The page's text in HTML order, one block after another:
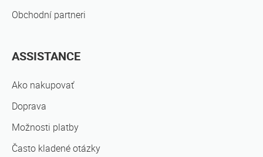
Obchodní partneri
ASSISTANCE
Ako nakupovať
Doprava
Možnosti platby
Často kladené otázky